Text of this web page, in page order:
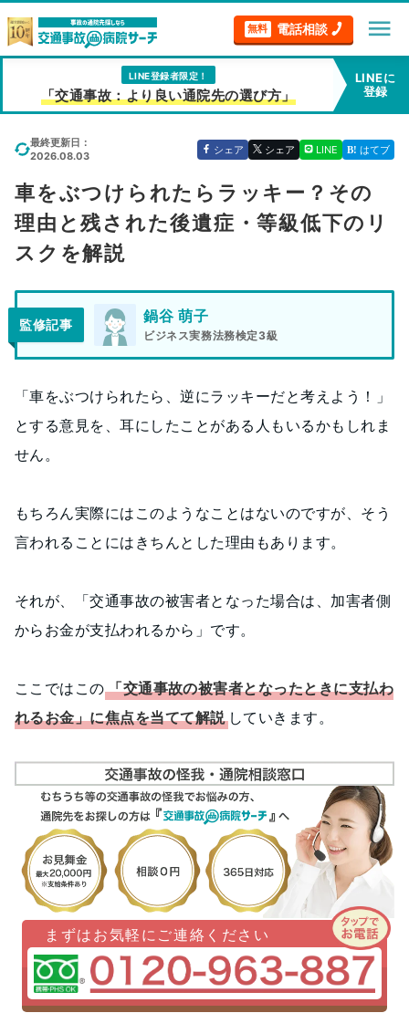
無料 電話相談 menu
LINE登録者限定！
「交通事故：より良い通院先の選び方」
LINEに
登録
最終更新日：
2026.08.03
シェア シェア LINE はてブ
車をぶつけられたらラッキー？その
理由と残された後遺症・等級低下のリ
スクを解説
監修記事 鍋谷 萌子
ビジネス実務法務検定3級
「車をぶつけられたら、逆にラッキーだと考えよう！」
とする意見を、耳にしたことがある人もいるかもしれま
せん。
もちろん実際にはこのようなことはないのですが、そう
言われることにはきちんとした理由もあります。
それが、「交通事故の被害者となった場合は、加害者側
からお金が支払われるから」です。
ここではこの 「交通事故の被害者となったときに支払わ
れるお金」に焦点を当てて解説していきます。
まずはお気軽にご連絡ください